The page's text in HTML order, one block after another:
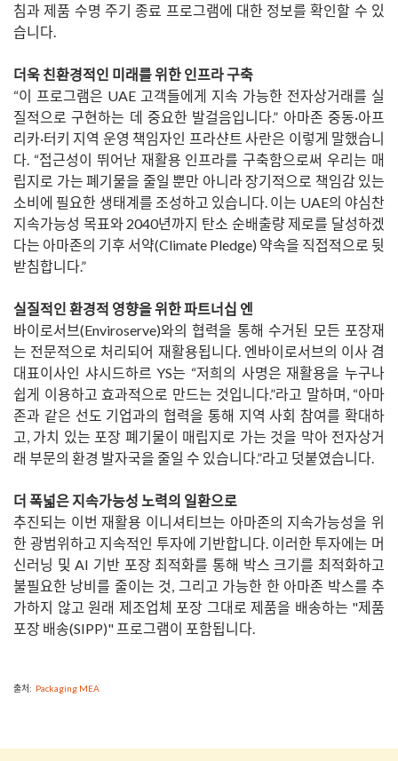
침과 제품 수명 주기 종료 프로그램에 대한 정보를 확인할 수 있
습니다.
더욱 친환경적인 미래를 위한 인프라 구축
“이 프로그램은 UAE 고객들에게 지속 가능한 전자상거래를 실
질적으로 구현하는 데 중요한 발걸음입니다.” 아마존 중동·아프
리카·터키 지역 운영 책임자인 프라샨트 사란은 이렇게 말했습니
다. “접근성이 뛰어난 재활용 인프라를 구축함으로써 우리는 매
립지로 가는 폐기물을 줄일 뿐만 아니라 장기적으로 책임감 있는
소비에 필요한 생태계를 조성하고 있습니다. 이는 UAE의 야심찬
지속가능성 목표와 2040년까지 탄소 순배출량 제로를 달성하겠
다는 아마존의 기후 서약(Climate Pledge) 약속을 직접적으로 뒷
받침합니다.”
실질적인 환경적 영향을 위한 파트너십 엔
바이로서브(Enviroserve)와의 협력을 통해 수거된 모든 포장재
는 전문적으로 처리되어 재활용됩니다. 엔바이로서브의 이사 겸
대표이사인 샤시드하르 YS는 “저희의 사명은 재활용을 누구나
쉽게 이용하고 효과적으로 만드는 것입니다.”라고 말하며, “아마
존과 같은 선도 기업과의 협력을 통해 지역 사회 참여를 확대하
고, 가치 있는 포장 폐기물이 매립지로 가는 것을 막아 전자상거
래 부문의 환경 발자국을 줄일 수 있습니다.”라고 덧붙였습니다.
더 폭넓은 지속가능성 노력의 일환으로
추진되는 이번 재활용 이니셔티브는 아마존의 지속가능성을 위
한 광범위하고 지속적인 투자에 기반합니다. 이러한 투자에는 머
신러닝 및 AI 기반 포장 최적화를 통해 박스 크기를 최적화하고
불필요한 낭비를 줄이는 것, 그리고 가능한 한 아마존 박스를 추
가하지 않고 원래 제조업체 포장 그대로 제품을 배송하는 "제품
포장 배송(SIPP)" 프로그램이 포함됩니다.
출처: Packaging MEA